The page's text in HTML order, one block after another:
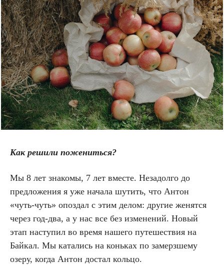
Как решили пожениться?
Мы 8 лет знакомы, 7 лет вместе. Незадолго до
предложения я уже начала шутить, что Антон
«чуть-чуть» опоздал с этим делом: другие женятся
через год-два, а у нас все без изменений. Новый
этап наступил во время нашего путешествия на
Байкал. Мы катались на коньках по замерзшему
озеру, когда Антон достал кольцо.